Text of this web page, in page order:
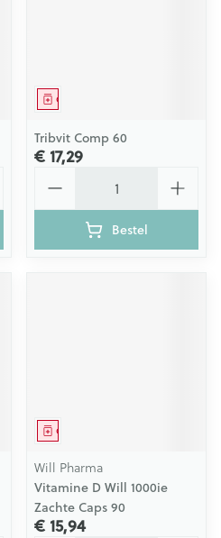
Geneesmiddel
Tribvit Comp 60
€ 17,29
Bestel
Geneesmiddel
Will Pharma
Vitamine D Will 1000ie
Zachte Caps 90
€ 15,94